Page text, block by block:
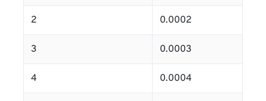
2 0.0002
3 0.0003
4 0.0004